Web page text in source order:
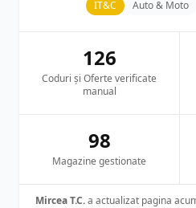
IT&C Auto & Moto
126
Coduri și Oferte verificate
manual
98
Magazine gestionate
Mircea T.C.a actualizat pagina